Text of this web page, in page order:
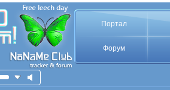
Портал
Форум